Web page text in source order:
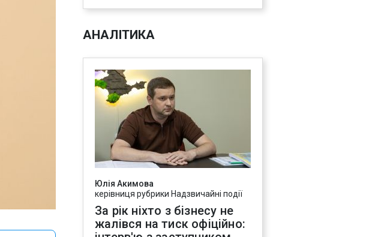
АНАЛІТИКА
Юлія Акимова
керівниця рубрики Надзвичайні події
За рік ніхто з бізнесу не
жалівся на тиск офіційно: